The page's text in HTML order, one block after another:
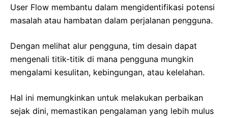
User Flow membantu dalam mengidentifikasi potensi
masalah atau hambatan dalam perjalanan pengguna.
Dengan melihat alur pengguna, tim desain dapat
mengenali titik-titik di mana pengguna mungkin
mengalami kesulitan, kebingungan, atau kelelahan.
Hal ini memungkinkan untuk melakukan perbaikan
sejak dini, memastikan pengalaman yang lebih mulus